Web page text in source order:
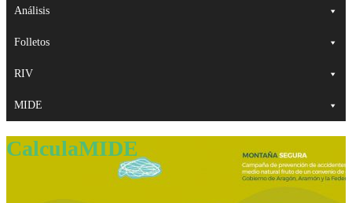
Análisis
Folletos
RIV
MIDE
CalculaMIDE